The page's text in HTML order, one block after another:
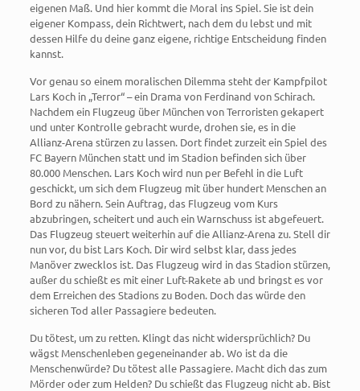
eigenen Maß. Und hier kommt die Moral ins Spiel. Sie ist dein
eigener Kompass, dein Richtwert, nach dem du lebst und mit
dessen Hilfe du deine ganz eigene, richtige Entscheidung finden
kannst.
Vor genau so einem moralischen Dilemma steht der Kampfpilot
Lars Koch in „Terror“ – ein Drama von Ferdinand von Schirach.
Nachdem ein Flugzeug über München von Terroristen gekapert
und unter Kontrolle gebracht wurde, drohen sie, es in die
Allianz-Arena stürzen zu lassen. Dort findet zurzeit ein Spiel des
FC Bayern München statt und im Stadion befinden sich über
80.000 Menschen. Lars Koch wird nun per Befehl in die Luft
geschickt, um sich dem Flugzeug mit über hundert Menschen an
Bord zu nähern. Sein Auftrag, das Flugzeug vom Kurs
abzubringen, scheitert und auch ein Warnschuss ist abgefeuert.
Das Flugzeug steuert weiterhin auf die Allianz-Arena zu. Stell dir
nun vor, du bist Lars Koch. Dir wird selbst klar, dass jedes
Manöver zwecklos ist. Das Flugzeug wird in das Stadion stürzen,
außer du schießt es mit einer Luft-Rakete ab und bringst es vor
dem Erreichen des Stadions zu Boden. Doch das würde den
sicheren Tod aller Passagiere bedeuten.
Du tötest, um zu retten. Klingt das nicht widersprüchlich? Du
wägst Menschenleben gegeneinander ab. Wo ist da die
Menschenwürde? Du tötest alle Passagiere. Macht dich das zum
Mörder oder zum Helden? Du schießt das Flugzeug nicht ab. Bist